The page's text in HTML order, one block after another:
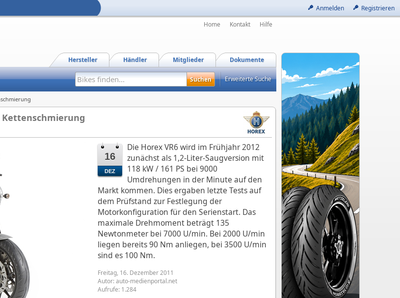
Anmelden Registrieren
Home Kontakt Hilfe
Dokumente
Mitglieder
Händler
Hersteller
Erweiterte Suche
16
DEZ
Die Horex VR6 wird im Frühjahr 2012
zunächst als 1,2-Liter-Saugversion mit
118 kW / 161 PS bei 9000
Umdrehungen in der Minute auf den
Markt kommen. Dies ergaben letzte Tests auf
dem Prüfstand zur Festlegung der
Motorkonfiguration für den Serienstart. Das
maximale Drehmoment beträgt 135
Newtonmeter bei 7000 U/min. Bei 2000 U/min
liegen bereits 90 Nm anliegen, bei 3500 U/min
sind es 100 Nm.
Freitag, 16. Dezember 2011
Autor:auto-medienportal.net
Aufrufe: 1.284